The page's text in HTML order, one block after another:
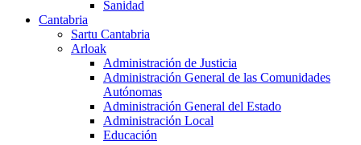
Sanidad
Cantabria
Sartu Cantabria
Arloak
Administración de Justicia
Administración General de las Comunidades
Autónomas
Administración General del Estado
Administración Local
Educación